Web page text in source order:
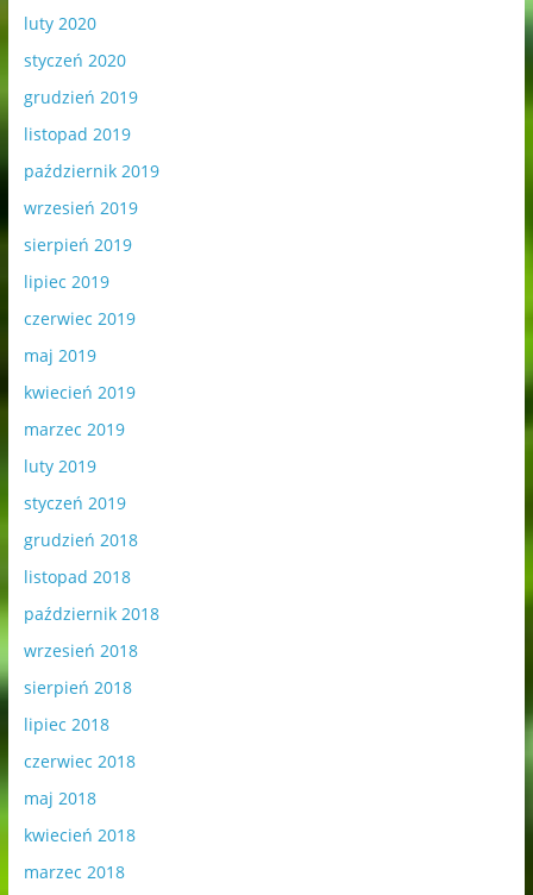
luty 2020
styczeń 2020
grudzień 2019
listopad 2019
październik 2019
wrzesień 2019
sierpień 2019
lipiec 2019
czerwiec 2019
maj 2019
kwiecień 2019
marzec 2019
luty 2019
styczeń 2019
grudzień 2018
listopad 2018
październik 2018
wrzesień 2018
sierpień 2018
lipiec 2018
czerwiec 2018
maj 2018
kwiecień 2018
marzec 2018